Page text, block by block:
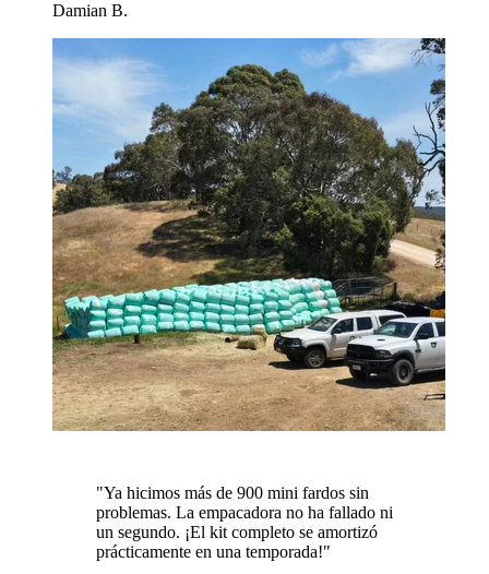
Damian B.
"Ya hicimos más de 900 mini fardos sin
problemas. La empacadora no ha fallado ni
un segundo. ¡El kit completo se amortizó
prácticamente en una temporada!"